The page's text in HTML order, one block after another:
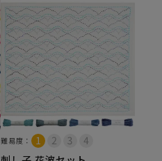
難易度：